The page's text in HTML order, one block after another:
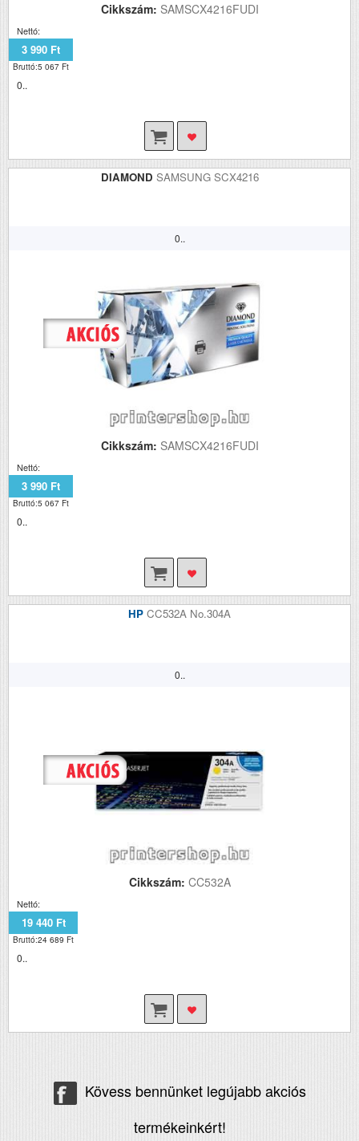
Cikkszám: SAMSCX4216FUDI
Nettó:
3 990 Ft
Bruttó:5 067 Ft
0..
DIAMOND SAMSUNG SCX4216
0..
Cikkszám: SAMSCX4216FUDI
Nettó:
3 990 Ft
Bruttó:5 067 Ft
0..
HP CC532A No.304A
0..
Cikkszám: CC532A
Nettó:
19 440 Ft
Bruttó:24 689 Ft
0..
Kövess bennünket legújabb akciós
termékeinkért!